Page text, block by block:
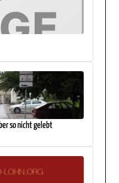
so nicht gelebt